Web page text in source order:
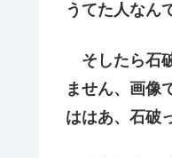
うてた人なん
そしたら石
ません、画像
ははあ、石破